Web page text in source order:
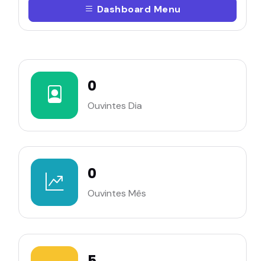
Dashboard Menu
0
Ouvintes Dia
0
Ouvintes Mês